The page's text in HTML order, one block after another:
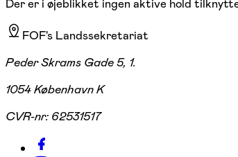
Der er i øjeblikket ingen aktive hold
FOF's Landssekretariat
Peder Skrams Gade 5, 1.
1054 København K
CVR-nr: 62531517